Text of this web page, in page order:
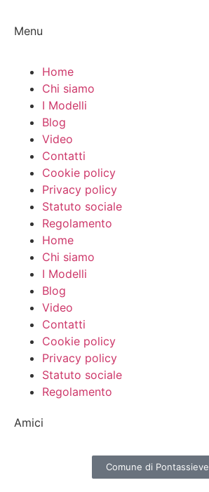
Menu
Home
Chi siamo
I Modelli
Blog
Video
Contatti
Cookie policy
Privacy policy
Statuto sociale
Regolamento
Home
Chi siamo
I Modelli
Blog
Video
Contatti
Cookie policy
Privacy policy
Statuto sociale
Regolamento
Amici
Comune di Pontassieve